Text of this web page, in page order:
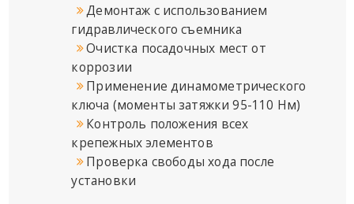
Демонтаж с использованием
гидравлического съемника
Очистка посадочных мест от
коррозии
Применение динамометрического
ключа (моменты затяжки 95-110 Нм)
Контроль положения всех
крепежных элементов
Проверка свободы хода после
установки